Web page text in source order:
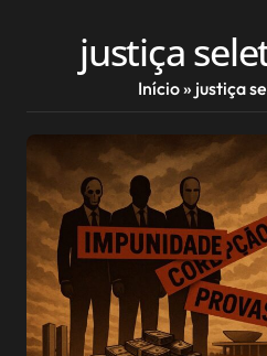
justiça
Início» justiça